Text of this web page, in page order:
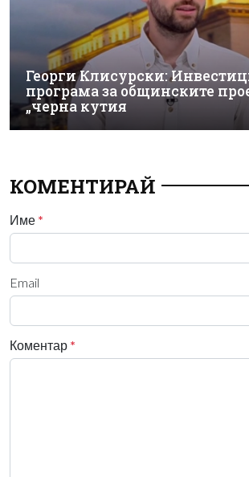
Георги Клисурски:
програма за общинските
„черна кутия
КОМЕНТИРАЙ
Име *
Email
Коментар *